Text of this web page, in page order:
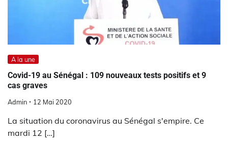
A la une
Covid-19 au Sénégal : 109 nouveaux tests positifs et 9
cas graves
Admin 12 Mai 2020
La situation du coronavirus au Sénégal s'empire. Ce
mardi 12 […]